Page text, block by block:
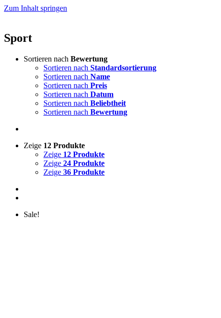
Zum Inhalt springen
Sport
Sortieren nach Bewertung
Sortieren nach Standardsortierung
Sortieren nach Name
Sortieren nach Preis
Sortieren nach Datum
Sortieren nach Beliebtheit
Sortieren nach Bewertung
Zeige 12 Produkte
Zeige 12 Produkte
Zeige 24 Produkte
Zeige 36 Produkte
Sale!